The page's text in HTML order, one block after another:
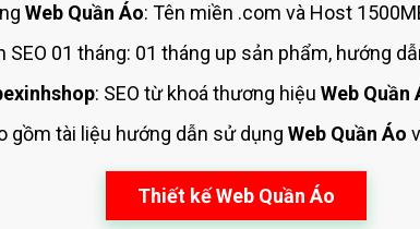
Web Quần Áo: Tên miền .com và Host
SEO 01 tháng: 01 tháng up sản phẩm, hướng
: SEO từ khoá thương hiệu Web Quần
gồm tài liệu hướng dẫn sử dụng Web Quần Áo
Thiết kế Web Quần Áo